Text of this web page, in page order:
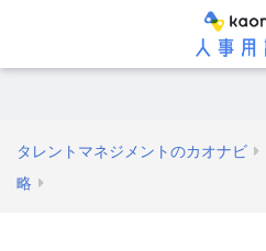
タレントマネジメントのカオナビ
略